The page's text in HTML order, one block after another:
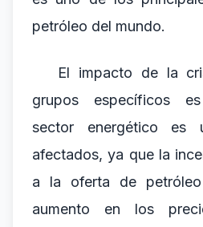
petróleo del mundo.
El impacto de la
grupos específicos
sector energético
afectados, ya que la
a la oferta de
aumento en los